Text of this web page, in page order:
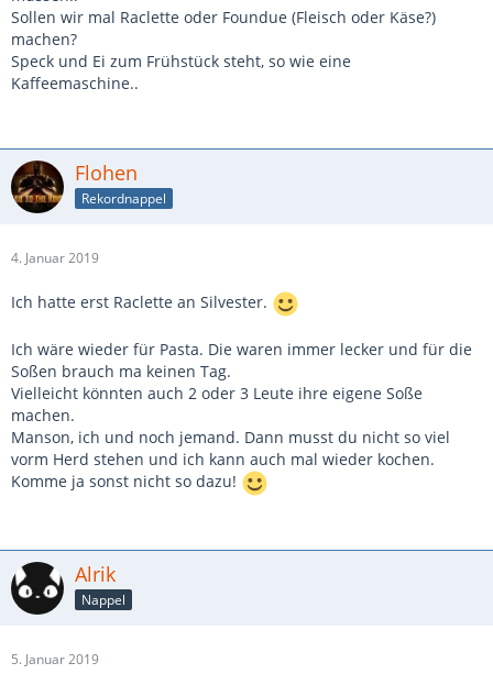
Sollen wir mal Raclette oder Foundue (Fleisch oder Käse?)
machen?
Speck und Ei zum Frühstück steht, so wie eine
Kaffeemaschine..
Flohen
Rekordnappel
4. Januar 2019
Ich hatte erst Raclette an Silvester.
Ich wäre wieder für Pasta. Die waren immer lecker und für die
Soßen brauch ma keinen Tag.
Vielleicht könnten auch 2 oder 3 Leute ihre eigene Soße
machen.
Manson, ich und noch jemand. Dann musst du nicht so viel
vorm Herd stehen und ich kann auch mal wieder kochen.
Komme ja sonst nicht so dazu!
Alrik
Nappel
5. Januar 2019